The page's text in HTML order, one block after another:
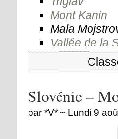
Mont Kanin
Mala
Vallée de la
Slovénie –
par *V* ~ Lundi 9